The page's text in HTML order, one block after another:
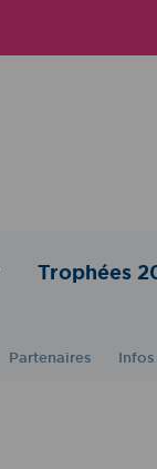
Trophées
Partenaires